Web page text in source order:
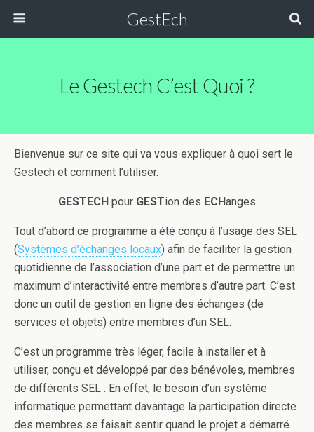
GestEch
Le Gestech C’est Quoi ?
Bienvenue sur ce site qui va vous expliquer à quoi sert le
Gestech et comment l’utiliser.
GESTECH pour GESTion des ECHanges
Tout d’abord ce programme a été conçu à l’usage des SEL
(Systèmes d’échanges locaux) afin de faciliter la gestion
quotidienne de l’association d’une part et de permettre un
maximum d’interactivité entre membres d’autre part. C’est
donc un outil de gestion en ligne des échanges (de
services et objets) entre membres d’un SEL.
C’est un programme très léger, facile à installer et à
utiliser, conçu et développé par des bénévoles, membres
de différents SEL . En effet, le besoin d’un système
informatique permettant davantage la participation directe
des membres se faisait sentir quand le projet a démarré